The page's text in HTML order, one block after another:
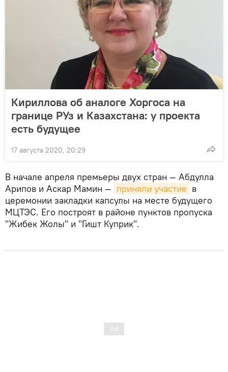
Кириллова об аналоге Хоргоса на
границе РУз и Казахстана: у проекта
есть будущее
17 августа 2020, 20:29
В начале апреля премьеры двух стран — Абдулла
Арипов и Аскар Мамин — приняли участие в
церемонии закладки капсулы на месте будущего
МЦТЭС. Его построят в районе пунктов пропуска
"Жибек Жолы" и "Гишт Куприк".